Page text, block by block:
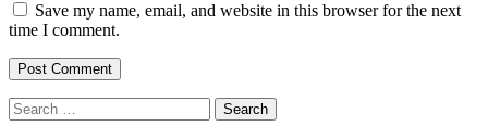
Save my name, email, and website in this browser for the next
time I comment.
Search
for: